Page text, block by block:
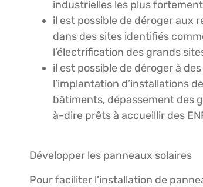
industrielles les plus
il est possible de déroger aux
dans des sites identifiés
l’électrification des grands
il est possible de déroger à
l’implantation d’installations
bâtiments, dépassement des
à-dire prêts à accueillir des
Développer les panneaux solaires
Pour faciliter l’installation de